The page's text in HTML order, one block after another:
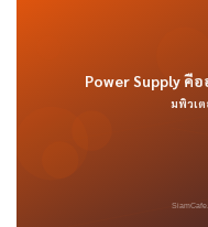
Power Supply คื
มพิวเต